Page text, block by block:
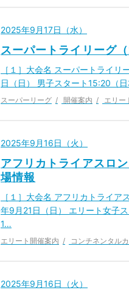
2025年9月17日（水）
スーパートライリーグ
［１］大会名 スーパートライ
日（日） 男子スタート15:20（
スーパーリーグ 開催案内 エリー
2025年9月16日（火）
アフリカトライアスロ
場情報
［１］大会名 アフリカトライ
年9月21日（日） エリート女子
1…
エリート開催案内 コンチネンタル
2025年9月16日（火）